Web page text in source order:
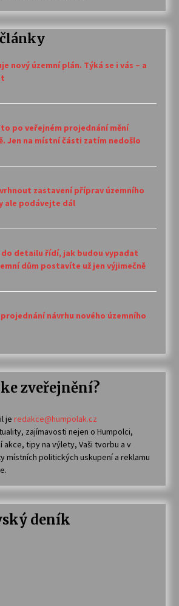
nový územní plán. Týká se i vás – a
po veřejném projednání mění
Jen na místní části zatím nedošlo
zastavení příprav územního
ale podávejte dál
do detailu řídí, jak budou vypadat
dům postavíte už jen výjimečně
návrhu nového územního
zveřejnění?
je redakce@humpolak.cz
zajímavosti nejen o Humpolci,
akce, tipy na výlety, Vaši tvorbu a v
místních politických uskupení a reklamu
deník